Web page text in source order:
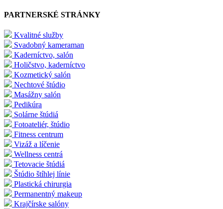
PARTNERSKÉ STRÁNKY
Kvalitné služby
Svadobný kameraman
Kaderníctvo, salón
Holičstvo, kaderníctvo
Kozmetický salón
Nechtové štúdio
Masážny salón
Pedikúra
Solárne štúdiá
Fotoateliér, štúdio
Fitness centrum
Vizáž a líčenie
Wellness centrá
Tetovacie štúdiá
Štúdio štíhlej línie
Plastická chirurgia
Permanentný makeup
Krajčírske salóny